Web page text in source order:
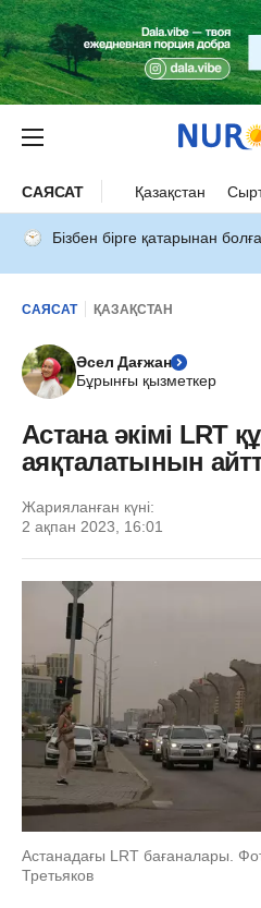
САЯСАТ Қазақстан
Бізбен бірге қатарынан
САЯСАТ ҚАЗАҚСТАН
Әсел Дағжан
Бұрынғы қызметкер
Астана әкімі LRT
аяқталатынын
Жарияланған күні:
2 ақпан 2023, 16:01
Астанадағы LRT бағаналары.
Третьяков